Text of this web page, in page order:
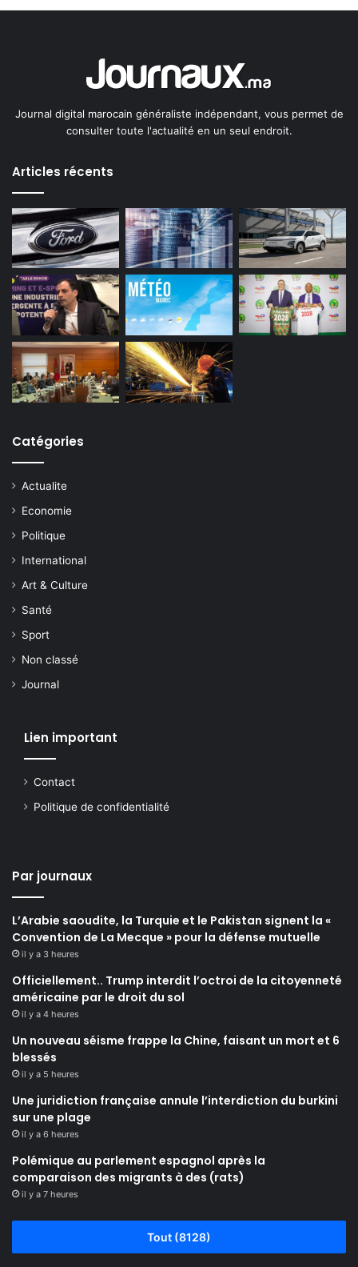
Journal digital marocain généraliste indépendant, vous permet de
consulter toute l'actualité en un seul endroit.
Articles récents
Catégories
Actualite
Economie
Politique
International
Art & Culture
Santé
Sport
Non classé
Journal
Lien important
Contact
Politique de confidentialité
Par journaux
L’Arabie saoudite, la Turquie et le Pakistan signent la «
Convention de La Mecque » pour la défense mutuelle
il y a 3 heures
Officiellement.. Trump interdit l’octroi de la citoyenneté
américaine par le droit du sol
il y a 4 heures
Un nouveau séisme frappe la Chine, faisant un mort et 6
blessés
il y a 5 heures
Une juridiction française annule l’interdiction du burkini
sur une plage
il y a 6 heures
Polémique au parlement espagnol après la
comparaison des migrants à des (rats)
il y a 7 heures
Tout (8128)